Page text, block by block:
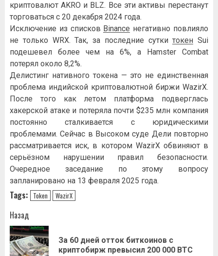
криптовалют AKRO и BLZ. Все эти активы перестанут
торговаться с 20 декабря 2024 года.
Исключение из списков Binance негативно повлияло
не только WRX. Так, за последние суткитокен Sui
подешевел более чем на 6%, а Hamster Combat
потерял около 8,2%.
Делистинг нативного токена — это не единственная
проблема индийской криптовалютной биржи WazirX.
После того как летом платформа подверглась
хакерской атаке и потеряла почти $235 млн компания
постоянно сталкивается с юридическими
проблемами. Сейчас в Высоком суде Дели повторно
рассматривается иск, в котором WazirX обвиняют в
серьёзном нарушении правил безопасности.
Очередное заседание по этому вопросу
запланировано на 13 февраля 2025 года.
Tags: Token WazirX
Навигация
записи
Назад
За 60 дней отток биткоинов с
криптобирж превысил 200 000 BTC